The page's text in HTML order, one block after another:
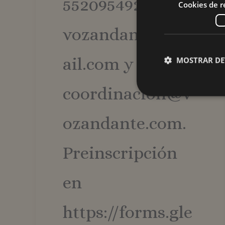
5520954924,:
vozandante@gm
ail.com y
coordinacion@v
ozandante.com.
Preinscripción
en
https://forms.gle
Cookies de
MOSTRAR
Las cookies de
Nombre